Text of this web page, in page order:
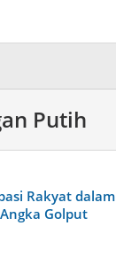
Putih
Rakyat dalam
Golput